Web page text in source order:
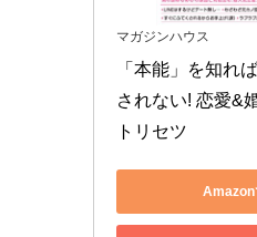
マガジンハウス
「本能」を知れ
されない! 恋愛&
トリセツ
Amazon